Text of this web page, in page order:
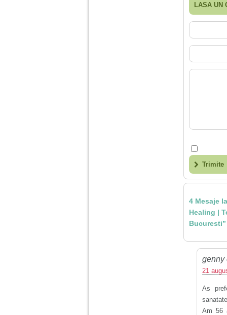
LASA UN
Trimite
4 Mesaje
Healing |
Bucuresti”
genny
21
As
Am 56